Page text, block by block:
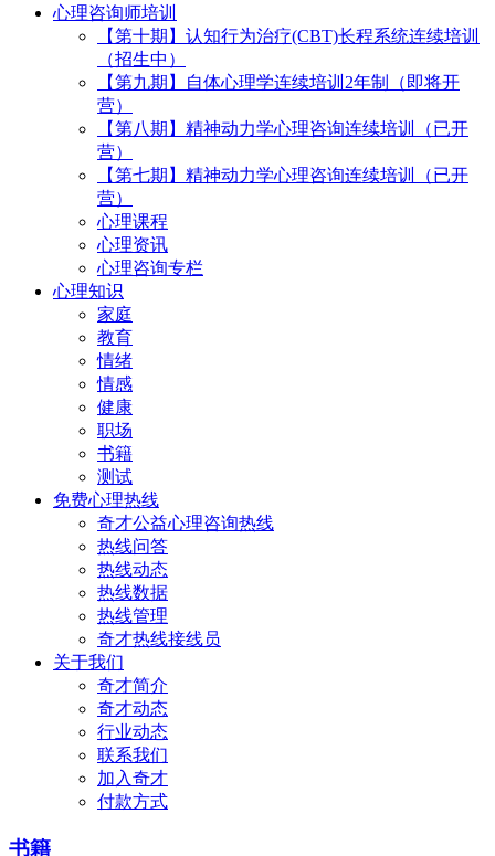
心理咨询师培训
【第十期】认知行为治疗(CBT)长程系统连续培训
（招生中）
【第九期】自体心理学连续培训2年制（即将开
营）
【第八期】精神动力学心理咨询连续培训（已开
营）
【第七期】精神动力学心理咨询连续培训（已开
营）
心理课程
心理资讯
心理咨询专栏
心理知识
家庭
教育
情绪
情感
健康
职场
书籍
测试
免费心理热线
奇才公益心理咨询热线
热线问答
热线动态
热线数据
热线管理
奇才热线接线员
关于我们
奇才简介
奇才动态
行业动态
联系我们
加入奇才
付款方式
书籍